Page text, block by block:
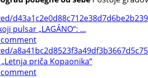
pulsar „LAGÁNO“: ...
priča Kopaonika“